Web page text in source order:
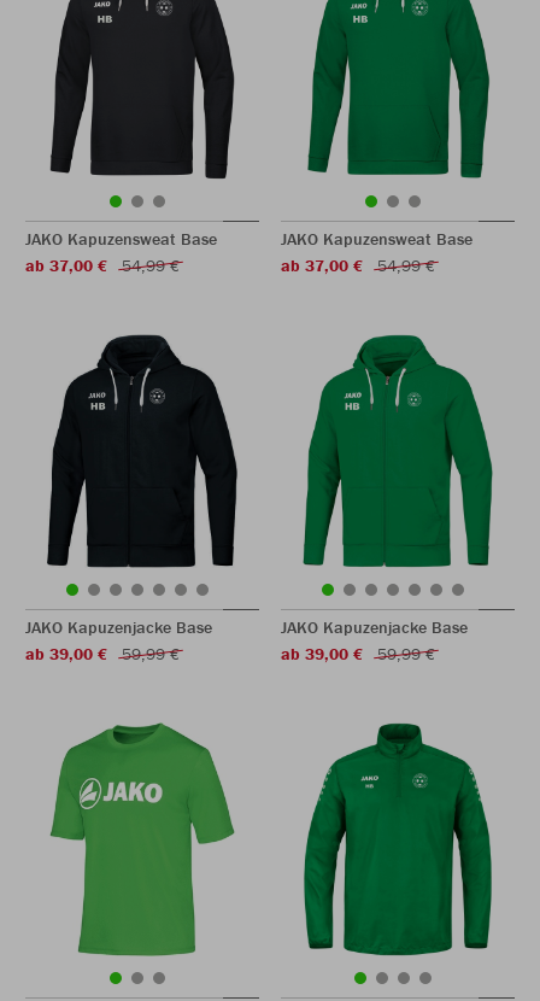
JAKO Kapuzensweat Base
ab 37,00 €
54,99 €
JAKO Kapuzensweat Base
ab 37,00 €
54,99 €
JAKO Kapuzenjacke Base
ab 39,00 €
59,99 €
JAKO Kapuzenjacke Base
ab 39,00 €
59,99 €